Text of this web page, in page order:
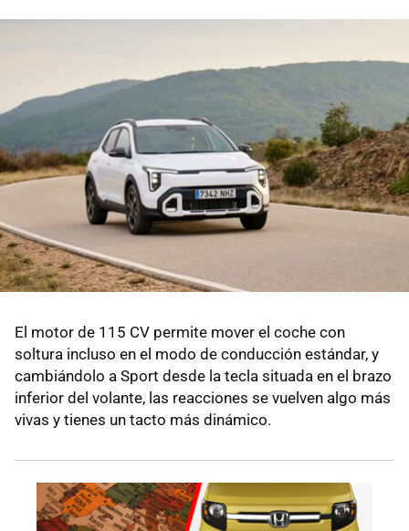
El motor de 115 CV permite mover el coche con
soltura incluso en el modo de conducción estándar, y
cambiándolo a Sport desde la tecla situada en el brazo
inferior del volante, las reacciones se vuelven algo más
vivas y tienes un tacto más dinámico.